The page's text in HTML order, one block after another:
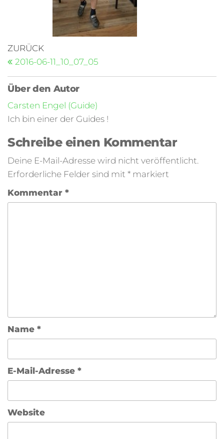
ZURÜCK
2016-06-11_10_07_05
Über den Autor
Carsten Engel (Guide)
Ich bin einer der Guides !
Schreibe einen Kommentar
Deine E-Mail-Adresse wird nicht veröffentlicht.
Erforderliche Felder sind mit * markiert
Kommentar *
Name *
E-Mail-Adresse *
Website